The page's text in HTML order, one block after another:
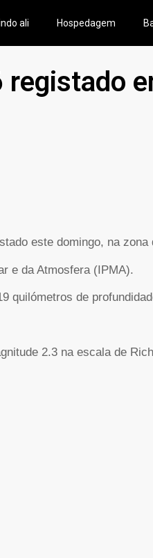
ali Hospedagem
este domingo, na zona
e da Atmosfera (IPMA).
quilómetros de
2.3 na escala de